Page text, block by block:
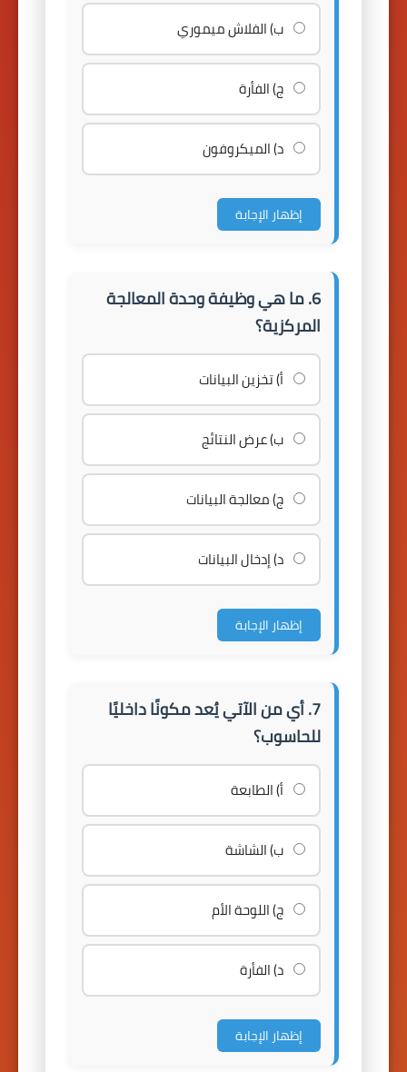
ب) الفلاش ميموري
ج) الفأرة
د) الميكروفون
إظهار الإجابة
6. ما هي وظيفة وحدة المعالجة
المركزية؟
أ) تخزين البيانات
ب) عرض النتائج
ج) معالجة البيانات
د) إدخال البيانات
إظهار الإجابة
7. أي من الآتي يُعد مكونًا داخليًا
للحاسوب؟
أ) الطابعة
ب) الشاشة
ج) اللوحة الأم
د) الفأرة
إظهار الإجابة